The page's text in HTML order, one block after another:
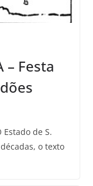
– Festa
de S.
o texto